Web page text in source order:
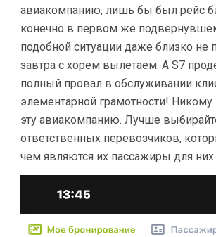
авиакомпанию, лишь бы был рейс
конечно в первом же
подобной ситуации даже близко не
завтра с хорем вылетаем. А S7
полный провал в обслуживании
элементарной грамотности!
эту авиакомпанию. Лучше
ответственных перевозчиков,
чем являются их пассажиры для них.